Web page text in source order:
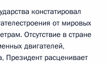
констатировал
от мировых
Отсутствие в стране
двигателей,
Президент расценивает